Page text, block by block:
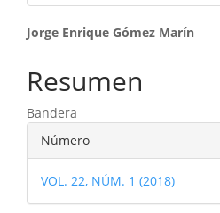
Contenido
principal
del
artículo
Jorge Enrique Gómez Marín
Resumen
Bandera
Detalles
del
artículo
Número
VOL. 22, NÚM. 1 (2018)